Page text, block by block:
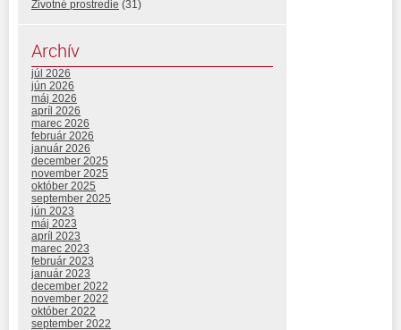
Životné prostredie (31)
Archív
júl 2026
jún 2026
máj 2026
apríl 2026
marec 2026
február 2026
január 2026
december 2025
november 2025
október 2025
september 2025
jún 2023
máj 2023
apríl 2023
marec 2023
február 2023
január 2023
december 2022
november 2022
október 2022
september 2022